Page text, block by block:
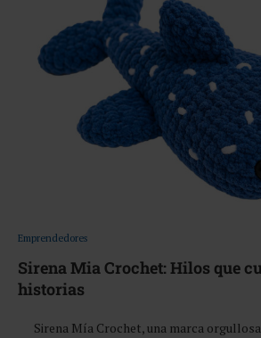
Emprendedores
Sirena Mia Crochet: Hilos que
historias
Sirena Mía Crochet, una marca